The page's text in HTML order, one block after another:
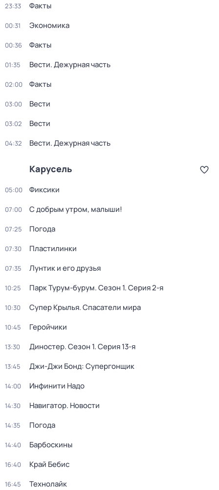
23:33 Факты
00:31 Экономика
00:36 Факты
01:35 Вести. Дежурная часть
02:00 Факты
03:00 Вести
03:02 Вести
04:32 Вести. Дежурная часть
Карусель
05:00 Фиксики
07:00 С добрым утром, малыши!
07:25 Погода
07:30 Пластилинки
07:35 Лунтик и его друзья
10:25 Парк Турум-бурум. Сезон 1. Серия 2-я
10:30 Супер Крылья. Спасатели мира
10:45 Геройчики
13:30 Диностер. Сезон 1. Серия 13-я
13:45 Джи-Джи Бонд: Супергонщик
14:00 Инфинити Надо
14:30 Навигатор. Новости
14:35 Погода
14:40 Барбоскины
16:40 Край Бебис
16:45 Технолайк